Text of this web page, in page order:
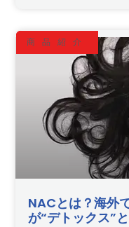
商品紹介
NACとは？海外
が“デトックス”